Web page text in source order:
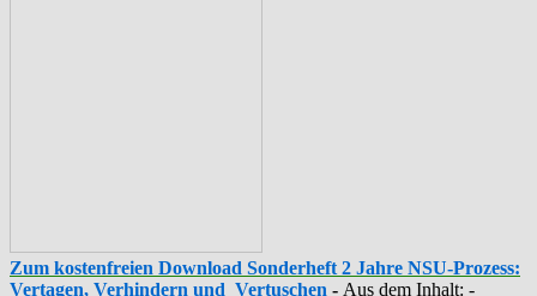
Zum kostenfreien Download Sonderheft 2 Jahre NSU-Prozess:
Vertagen, Verhindern und Vertuschen - Aus dem Inhalt: -